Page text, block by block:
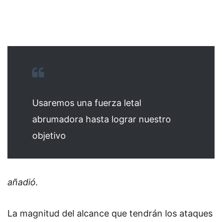
Usaremos una fuerza letal
abrumadora hasta lograr nuestro
objetivo
añadió.
La magnitud del alcance que tendrán los ataques